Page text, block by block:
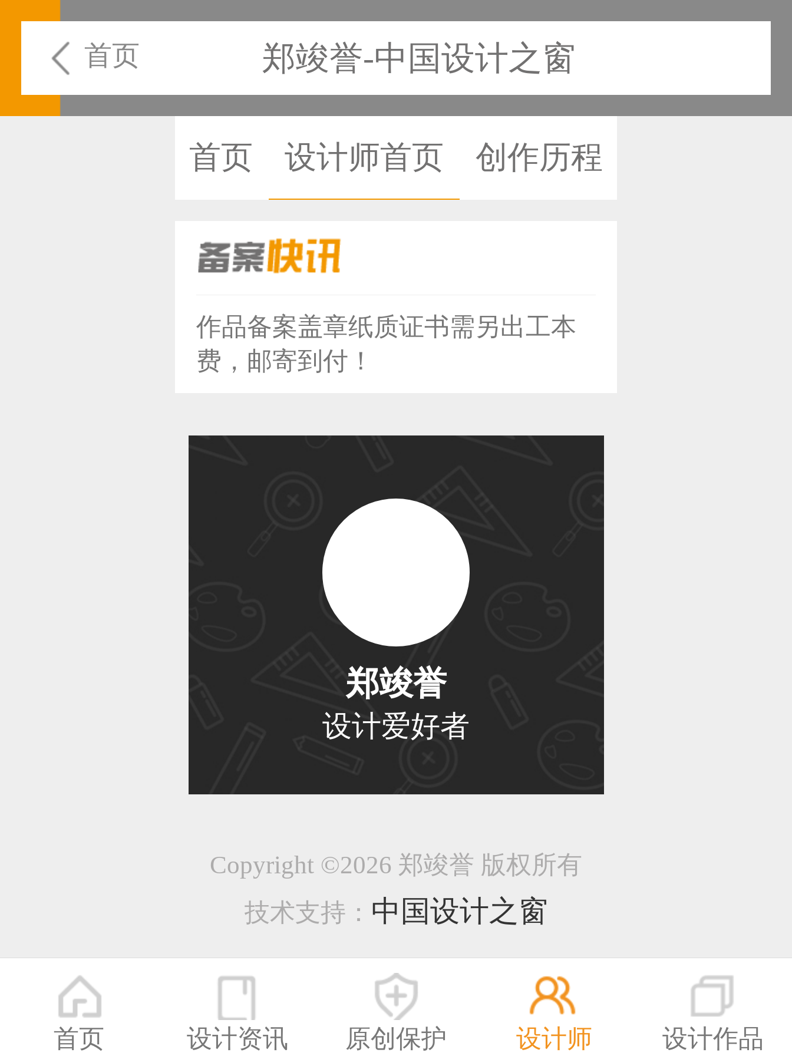
首页 郑竣誉-中国设计之窗
首页 设计师首页 创作历程
恭喜159****4930用户作品已成功备案！
恭喜159****4201用户作品已成功备案！
恭喜133****6466用户作品已成功备案！
恭喜131****1475用户作品已成功备案！
恭喜133****9020用户作品已成功备案！
恭喜136****9807用户作品已成功备案！
更多
作品备案盖章纸质证书需另出工本
费，邮寄到付！
郑竣誉
设计爱好者
Copyright ©2026 郑竣誉 版权所有
技术支持： 中国设计之窗
首页 设计资讯 原创保护 设计师 设计作品